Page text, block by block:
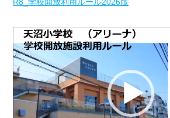
画
プ
レ
ー
ヤ